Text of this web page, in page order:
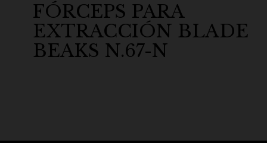
FÓRCEPS PARA
EXTRACCIÓN BLADE
BEAKS N.67-N